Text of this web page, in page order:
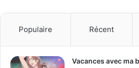
Populaire Récent
Vacances avec ma